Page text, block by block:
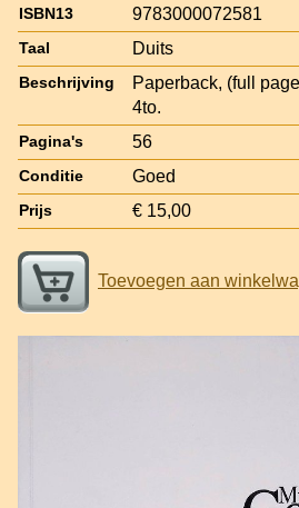
ISBN13 9783000072581
Taal Duits
Beschrijving
Paperback, (full
4to.
Pagina's 56
Conditie Goed
Prijs € 15,00
Toevoegen aan